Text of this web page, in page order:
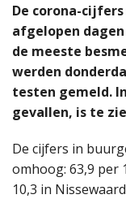
De corona-
afgelopen
de meeste
werden
testen gemeld.
gevallen, is te
De cijfers in
omhoog: 63,9 per
10,3 in